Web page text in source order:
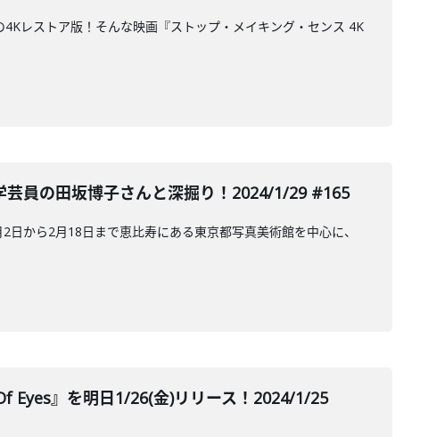
レストア版！そんな映画『ストップ・メイキング・センス 4K
芸員の田坂博子さんと深掘り！2024/1/29 #165
から2月18日まで恵比寿にある東京都写真美術館を中心に、
Eyes』を明日1/26(金)リリース！2024/1/25